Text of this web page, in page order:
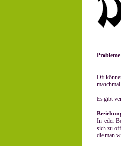
Oft
Es gibt
In jeder
sich zu
die man